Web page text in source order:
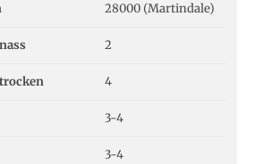
28000 (Martindale)
2
4
3-4
3-4